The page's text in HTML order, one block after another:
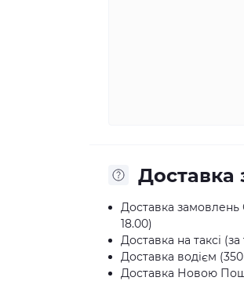
Доставка
Доставка замовлень
18.00)
Доставка на таксі
Доставка водієм
Доставка Новою